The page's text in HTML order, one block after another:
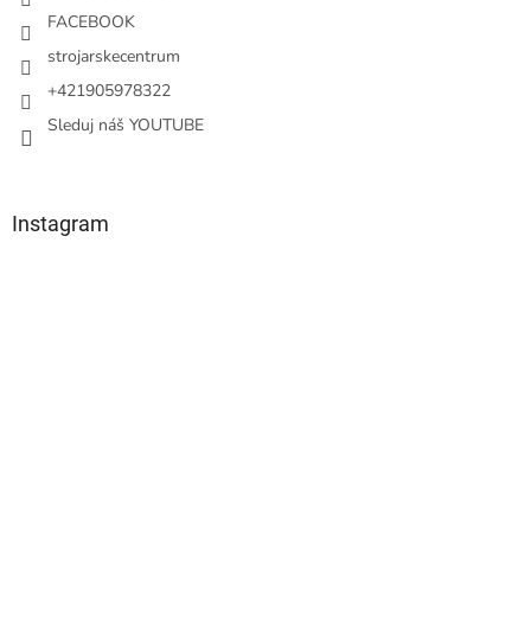
FACEBOOK
strojarskecentrum
+421905978322
Sleduj náš YOUTUBE
Instagram